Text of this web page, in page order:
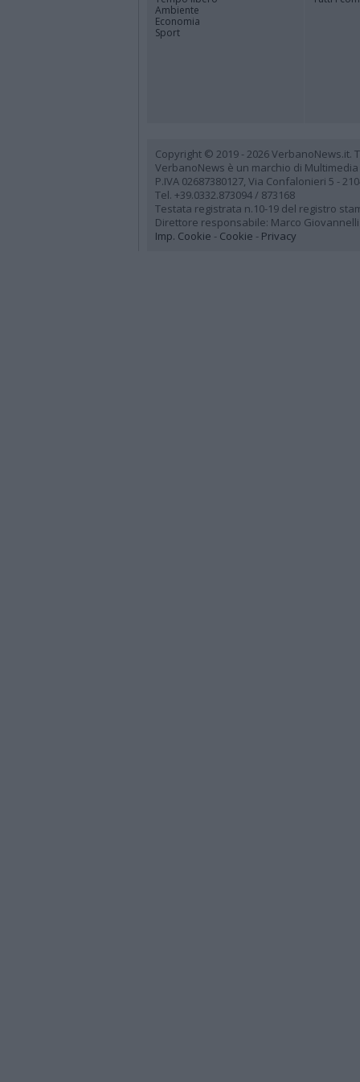
Ambiente
Economia
Sport
Copyright © 2019 - 2026 VerbanoNews.it.
VerbanoNews è un marchio di
P.IVA 02687380127, Via Confalonieri 5 -
Tel. +39.0332.873094 / 873168
Testata registrata n.10-19 del registro
Direttore responsabile: Marco Giovannelli
Imp. Cookie - Cookie - Privacy